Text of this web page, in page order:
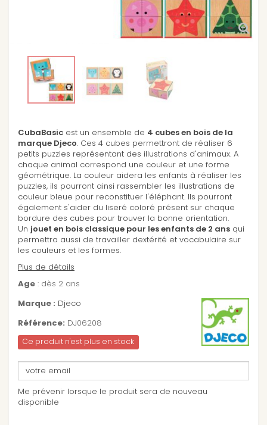
CubaBasic est un ensemble de 4 cubes en bois de la
marque Djeco. Ces 4 cubes permettront de réaliser 6
petits puzzles représentant des illustrations d'animaux. A
chaque animal correspond une couleur et une forme
géométrique. La couleur aidera les enfants à réaliser les
puzzles, ils pourront ainsi rassembler les illustrations de
couleur bleue pour reconstituer l'éléphant. Ils pourront
également s'aider du liseré coloré présent sur chaque
bordure des cubes pour trouver la bonne orientation.
Un jouet en bois classique pour les enfants de 2 ans qui
permettra aussi de travailler dextérité et vocabulaire sur
les couleurs et les formes.
Plus de détails
Age : dès 2 ans
Marque : Djeco
Référence: DJ06208
Ce produit n'est plus en stock
Me prévenir lorsque le produit sera de nouveau
disponible